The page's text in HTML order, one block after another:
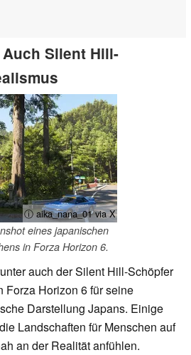
Silent Hill-
ⓘ aika_nana_01 via X
eines japanischen
in Forza Horizon 6.
auch der Silent Hill-Schöpfer
Forza Horizon 6 für seine
Darstellung Japans. Einige
Landschaften für Menschen auf
an der Realität anfühlen.